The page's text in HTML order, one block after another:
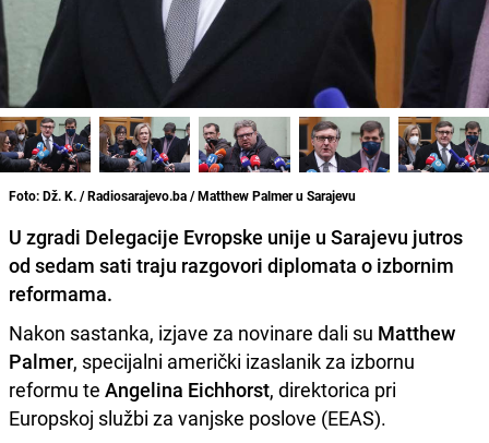
Foto: Dž. K. / Radiosarajevo.ba / Matthew Palmer u Sarajevu
U zgradi Delegacije Evropske unije u Sarajevu jutros
od sedam sati traju razgovori diplomata o izbornim
reformama.
Nakon sastanka, izjave za novinare dali su Matthew
Palmer, specijalni američki izaslanik za izbornu
reformu te Angelina Eichhorst, direktorica pri
Europskoj službi za vanjske poslove (EEAS).